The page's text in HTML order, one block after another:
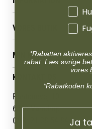
Betingelser & vilkår
Reklamations- &
Levering & afhentning
Følg din bestilling
Persondatapolitik
Cookies
Returportal
VORES BUTIK
Job
Mærker
Om os
Om Vestjyllands Andel
Blog
Ofte stillede spørgsmål
MIN KONTO
Administrer min konto
Min Konto
KONTAKT OS
Pantonevej 10
6580 Vamdrup
CVR: 21 38 54 84
*Rabatten
rabat. Læs øvrige
vores
*Rabatkoden
Ja